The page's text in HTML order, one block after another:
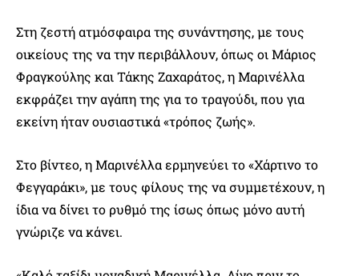
Στη ζεστή ατμόσφαιρα της συνάντησης, με τους
οικείους της να την περιβάλλουν, όπως οι Μάριος
Φραγκούλης και Τάκης Ζαχαράτος, η Μαρινέλλα
εκφράζει την αγάπη της για το τραγούδι, που για
εκείνη ήταν ουσιαστικά «τρόπος ζωής».
Στο βίντεο, η Μαρινέλλα ερμηνεύει το «Χάρτινο το
Φεγγαράκι», με τους φίλους της να συμμετέχουν, η
ίδια να δίνει το ρυθμό της ίσως όπως μόνο αυτή
γνώριζε να κάνει.